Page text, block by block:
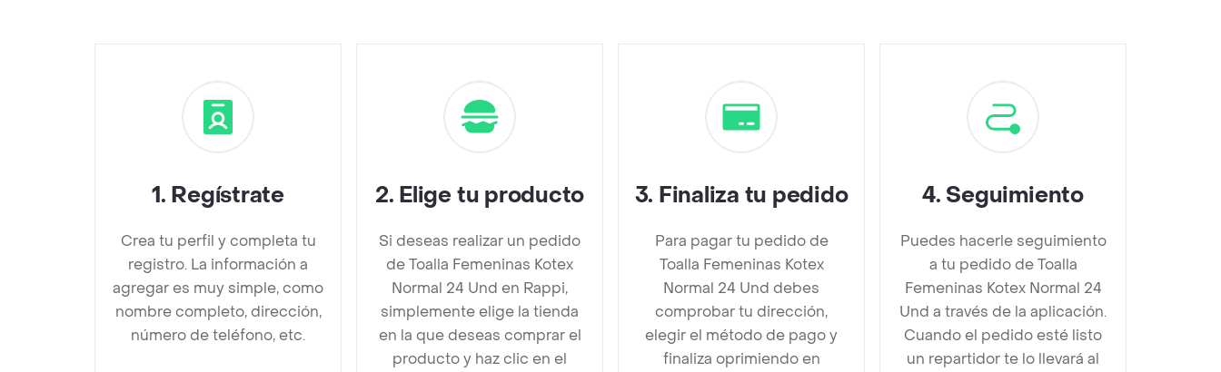
1. Regístrate
Crea tu perfil y completa tu
registro. La información a
agregar es muy simple, como
nombre completo, dirección,
número de teléfono, etc.
2. Elige tu producto
Si deseas realizar un pedido
de Toalla Femeninas Kotex
Normal 24 Und en Rappi,
simplemente elige la tienda
en la que deseas comprar el
producto y haz clic en el
3. Finaliza tu pedido
Para pagar tu pedido de
Toalla Femeninas Kotex
Normal 24 Und debes
comprobar tu dirección,
elegir el método de pago y
finaliza oprimiendo en
4. Seguimiento
Puedes hacerle seguimiento
a tu pedido de Toalla
Femeninas Kotex Normal 24
Und a través de la aplicación.
Cuando el pedido esté listo
un repartidor te lo llevará al